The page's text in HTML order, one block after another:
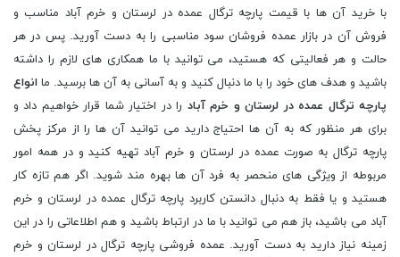
با خرید آن ها با قیمت پارچه ترگال عمده در لرستان و خرم آباد مناسب و
فروش آن در بازار عمده فروشان سود مناسبی را به دست آورید. پس در هر
حالت و هر فعالیتی که هستید، می توانید با ما همکاری های لازم را داشته
باشید و هدف های خود را با ما دنبال کنید و به آسانی به آن ها برسید. ما انواع
پارچه ترگال عمده در لرستان و خرم آباد را در اختیار شما قرار خواهیم داد و
برای هر منظور که به آن ها احتیاج دارید می توانید آن ها را از مرکز پخش
پارچه ترگال به صورت عمده در لرستان و خرم آباد تهیه کنید و در همه امور
مربوطه از ویژگی های منحصر به فرد آن ها بهره مند شوید. اگر هم تازه کار
هستید و یا فقط به دنبال دانستن کاربرد پارچه ترگال عمده در لرستان و خرم
آباد می باشید، باز هم می توانید با ما در ارتباط باشید و هم اطلاعاتی را در این
زمینه نیاز دارید به دست آورید. عمده فروشی پارچه ترگال در لرستان و خرم